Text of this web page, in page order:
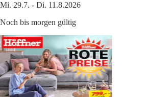
Mi. 29.7. - Di. 11.8.2026
Noch bis morgen gültig